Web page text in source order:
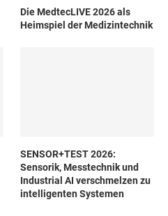
Die MedtecLIVE 2026 als
Heimspiel der Medizintechnik
SENSOR+TEST 2026:
Sensorik, Messtechnik und
Industrial AI verschmelzen zu
intelligenten Systemen